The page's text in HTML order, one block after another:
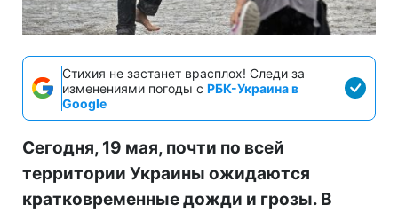
Стихия не застанет врасплох! Следи за
изменениями погоды с РБК-Украина в
Google
Сегодня, 19 мая, почти по всей
территории Украины ожидаются
кратковременные дожди и грозы. В